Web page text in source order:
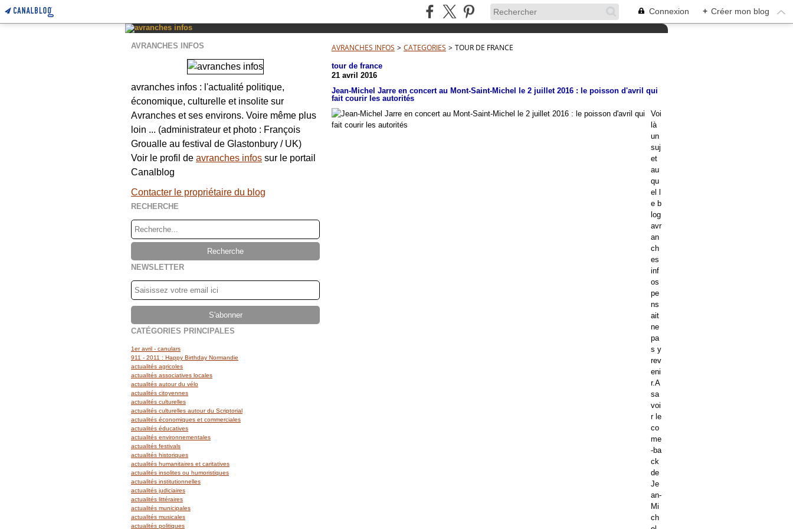
Connexion + Créer mon blog
AVRANCHES INFOS
avranches infos : l'actualité politique,
économique, culturelle et insolite sur
Avranches et ses environs. Voire même plus
loin ... (administrateur et photo : François
Groualle au festival de Glastonbury / UK)
Voir le profil de avranches infos sur le portail
Canalblog
Contacter le propriétaire du blog
RECHERCHE
NEWSLETTER
CATÉGORIES PRINCIPALES
1er avril - canulars
911 - 2011 : Happy Birthday Normandie
actualités agricoles
actualités associatives locales
actualités autour du vélo
actualités citoyennes
actualités culturelles
actualités culturelles autour du Scriptorial
actualités économiques et commerciales
actualités éducatives
actualités environnementales
actualités festivals
actualités historiques
actualités humanitaires et caritatives
actualités insolites ou humoristiques
actualités institutionnelles
actualités judiciaires
actualités littéraires
actualités municipales
actualités musicales
actualités politiques
AVRANCHES INFOS > CATEGORIES > TOUR DE FRANCE
tour de france
21 avril 2016
Jean-Michel Jarre en concert au Mont-Saint-Michel le 2 juillet 2016 : le poisson d'avril qui
fait courir les autorités
Voi
là
un
suj
et
au
qu
el l
e b
log
avr
an
ch
es
inf
os
pe
ns
ait
ne
pa
s y
rev
eni
r.A
sa
voi
r le
co
me
-ba
ck
de
Je
an-
Mi
ch